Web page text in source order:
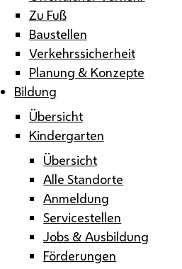
Zu Fuß
Baustellen
Verkehrssicherheit
Planung & Konzepte
Bildung
Übersicht
Kindergarten
Übersicht
Alle Standorte
Anmeldung
Servicestellen
Jobs & Ausbildung
Förderungen